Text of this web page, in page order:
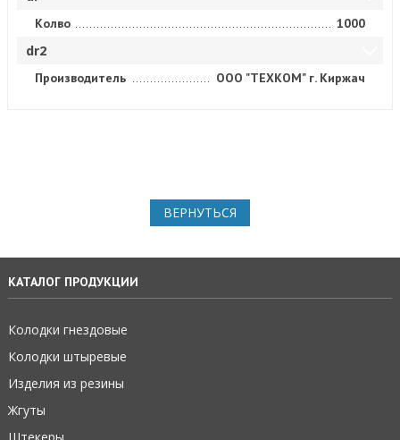
Колво 1000
dr2
Производитель ООО "ТЕХКОМ" г. Киржач
ВЕРНУТЬСЯ
КАТАЛОГ ПРОДУКЦИИ
Колодки гнездовые
Колодки штыревые
Изделия из резины
Жгуты